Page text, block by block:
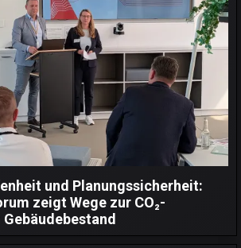
und Planungssicherheit:
zeigt Wege zur CO₂-